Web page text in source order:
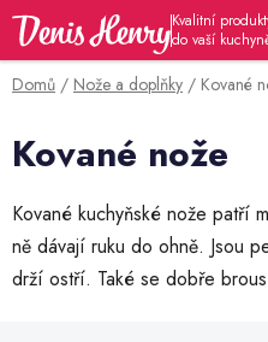
Přejít
obsah
Domů / Nože a doplňky / Kované
Kované nože
Kované kuchyňské nože patří
ně dávají ruku do ohně. Jsou
drží ostří. Také se dobře